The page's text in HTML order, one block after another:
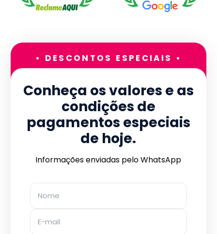
• DESCONTOS ESPECIAIS •
Conheça os valores e as
condições de
pagamentos especiais
de hoje.
Informações enviadas pelo WhatsApp